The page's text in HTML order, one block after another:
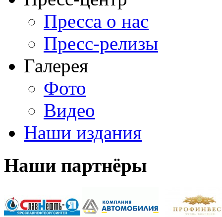
Пресса о нас
Пресс-релизы
Галерея
Фото
Видео
Наши издания
Наши партнёры